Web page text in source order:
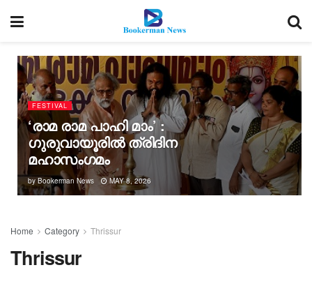
FESTIVAL
‘രാമ രാമ പാഹി മാം’ :
ഗുരുവായൂരിൽ ത്രിദിന
മഹാസംഗമം
by Bookerman News MAY 8, 2026
Home Category Thrissur
Thrissur